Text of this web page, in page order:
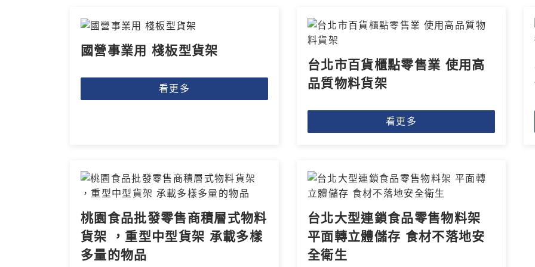
國營事業用 棧板型貨架
看更多
台北市百貨櫃點零售業 使用高
品質物料貨架
看更多
桃園食品批發零售商積層式物料
貨架 ，重型中型貨架 承載多樣
多量的物品
台北大型連鎖食品零售物料架
平面轉立體儲存 食材不落地安
全衛生